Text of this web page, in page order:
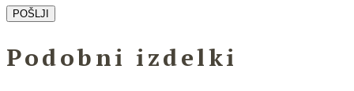
Podobni izdelki